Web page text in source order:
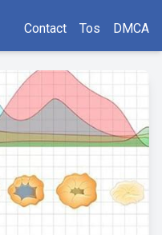
Contact Tos DMCA